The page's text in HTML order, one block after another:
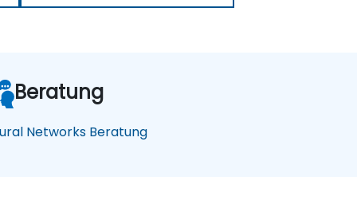
Beratung
Networks Beratung